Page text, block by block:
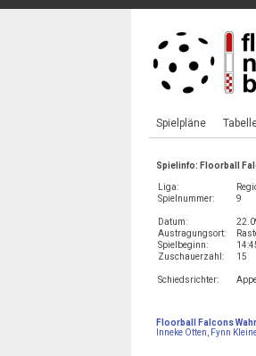
Spielpläne
Spielinfo: Floorball
Liga:
Spielnummer:
9
Datum:
Austragungsort:
Spielbeginn:
Zuschauerzahl:
15
Schiedsrichter:
Floorball Falcons
Inneke Otten, Fynn